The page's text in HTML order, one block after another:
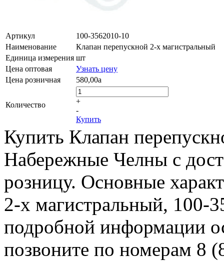
Артикул
100-3562010-10
Наименование
Клапан перепускной 2-х магистральный
Единица измерения шт
Цена оптовая
Узнать цену
Цена розничная
580,00a
Количество
+
-
Купить
Купить Клапан
Набережные Челны с
розницу. Основные
2-х магистральный, 100-
подробной информации
позвоните по номерам 8